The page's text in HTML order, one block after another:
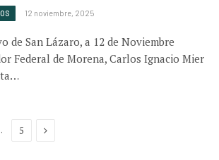
12 noviembre, 2025
de San Lázaro, a 12 de Noviembre
Federal de Morena, Carlos Ignacio Mier
5 Next